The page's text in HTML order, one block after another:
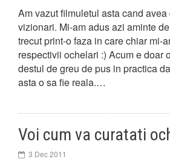
Am vazut filmuletul asta cand
vizionari. Mi-am adus azi aminte
trecut print-o faza in care chiar mi-
respectivii ochelari :) Acum e doar
destul de greu de pus in practica
asta o sa fie reala.…
Voi cum va curatati
3 Dec 2011